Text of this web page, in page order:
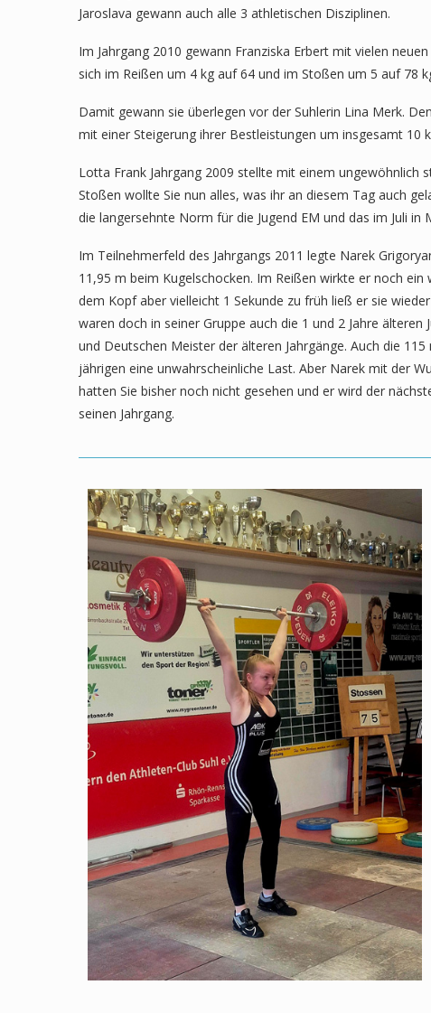
Jaroslava gewann auch alle 3 athletischen Disziplinen.
Im Jahrgang 2010 gewann Franziska Erbert mit vielen
sich im Reißen um 4 kg auf 64 und im Stoßen um 5 auf 78
Damit gewann sie überlegen vor der Suhlerin Lina Merk.
mit einer Steigerung ihrer Bestleistungen um insgesamt 10
Lotta Frank Jahrgang 2009 stellte mit einem ungewöhnlich
Stoßen wollte Sie nun alles, was ihr an diesem Tag auch
die langersehnte Norm für die Jugend EM und das im Juli
Im Teilnehmerfeld des Jahrgangs 2011 legte Narek
11,95 m beim Kugelschocken. Im Reißen wirkte er noch
dem Kopf aber vielleicht 1 Sekunde zu früh ließ er sie
waren doch in seiner Gruppe auch die 1 und 2 Jahre
und Deutschen Meister der älteren Jahrgänge. Auch die
jährigen eine unwahrscheinliche Last. Aber Narek mit der
hatten Sie bisher noch nicht gesehen und er wird der
seinen Jahrgang.